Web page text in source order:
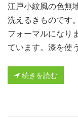
江戸小紋風の色無
洗えるきものです
フォーマルになり
ています。漆を使
続きを読む